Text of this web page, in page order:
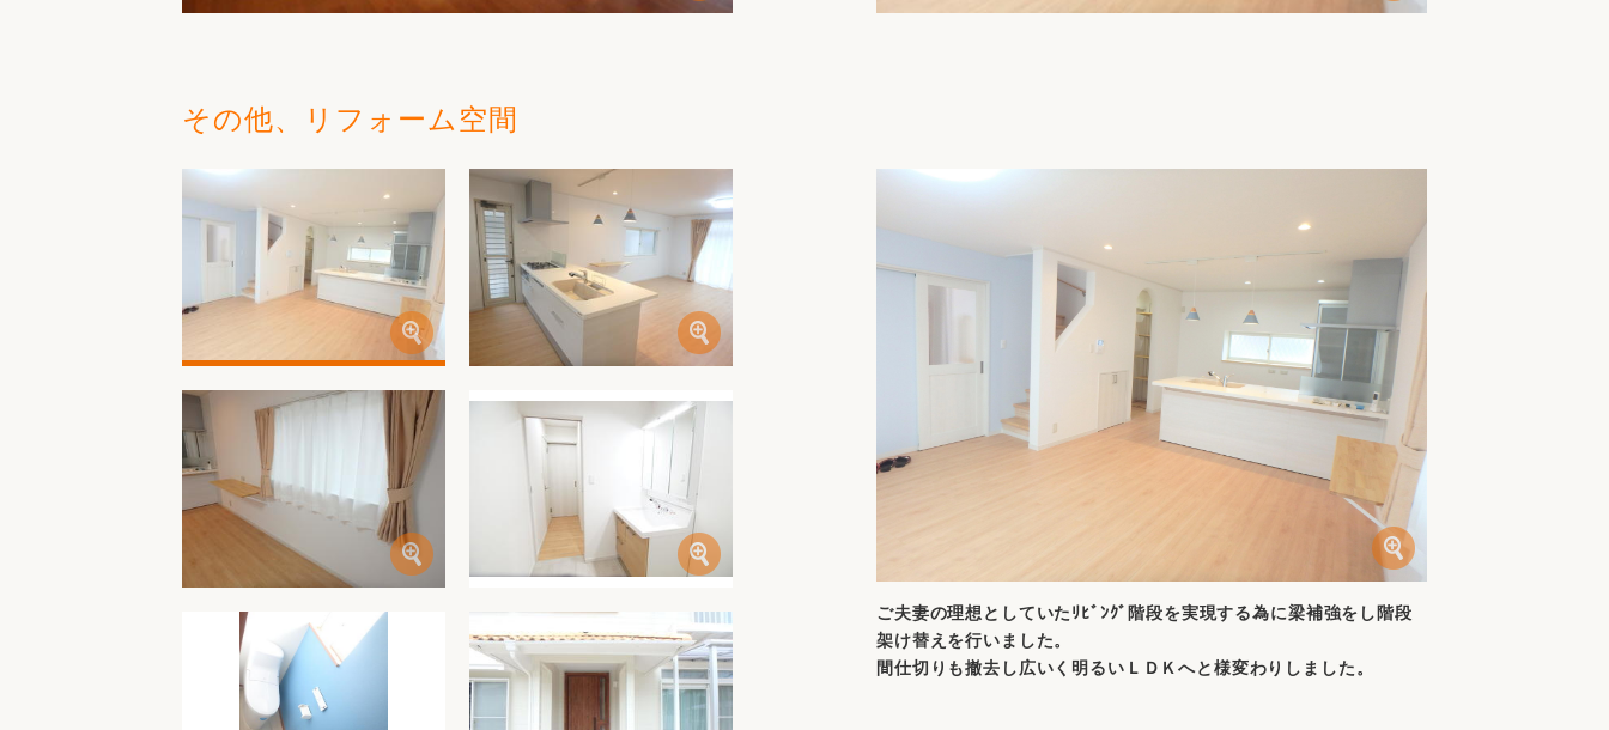
その他、リフォーム空間
ご夫妻の理想としていたﾘﾋﾞﾝｸﾞ階段を実現する為に梁補強をし階段
架け替えを行いました。
間仕切りも撤去し広いく明るいＬＤＫへと様変わりしました。